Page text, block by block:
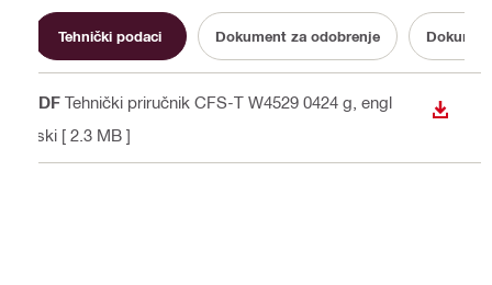
Tehnički podaci Dokument za odobrenje
PDF Tehnički priručnik CFS-T W4529 0424 g , engl
eski [ 2.3 MB ]